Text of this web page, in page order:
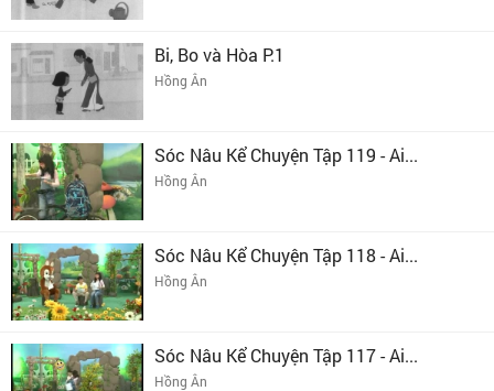
Bi, Bo và Hòa P.1
Hồng Ân
Sóc Nâu Kể Chuyện Tập 119 - Ai...
Hồng Ân
Sóc Nâu Kể Chuyện Tập 118 - Ai...
Hồng Ân
Sóc Nâu Kể Chuyện Tập 117 - Ai...
Hồng Ân